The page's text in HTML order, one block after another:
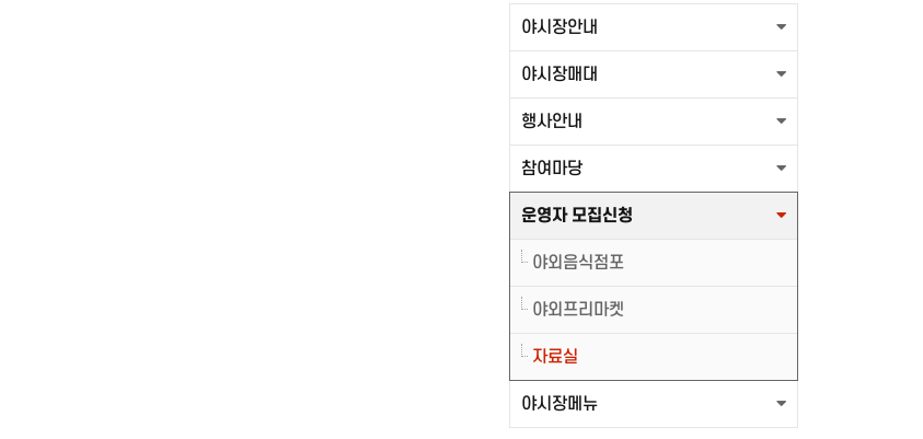
보용부채
2026년 야시장 개막식
_20260719
맥주축제 전야제 옥상에서 즐기
세요
2026 왁자지껄야시장 운영 주민
안내문
2026년 왁자지껄홍천야시장 홍
보용부채
2026년 야시장 개막식
야시장안내
야시장매대
행사안내
참여마당
운영자 모집신청
야외음식점포
야외프리마켓
자료실
야시장메뉴